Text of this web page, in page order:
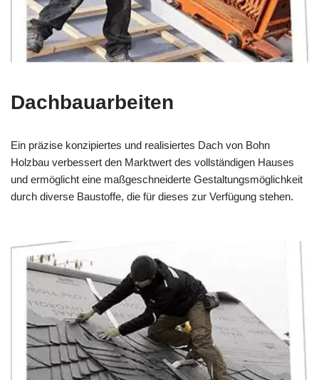
Dachbauarbeiten
Ein präzise konzipiertes und realisiertes Dach von Bohn
Holzbau verbessert den Marktwert des vollständigen Hauses
und ermöglicht eine maßgeschneiderte Gestaltungsmöglichkeit
durch diverse Baustoffe, die für dieses zur Verfügung stehen.